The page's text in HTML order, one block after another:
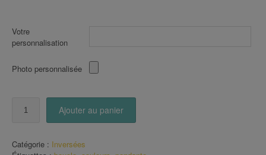
Votre
personnalisation
Photo personnalisée
Mix
Ajouter au panier
Catégorie : Inversées